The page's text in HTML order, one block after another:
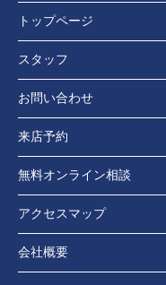
トップページ
スタッフ
お問い合わせ
来店予約
無料オンライン相談
アクセスマップ
会社概要